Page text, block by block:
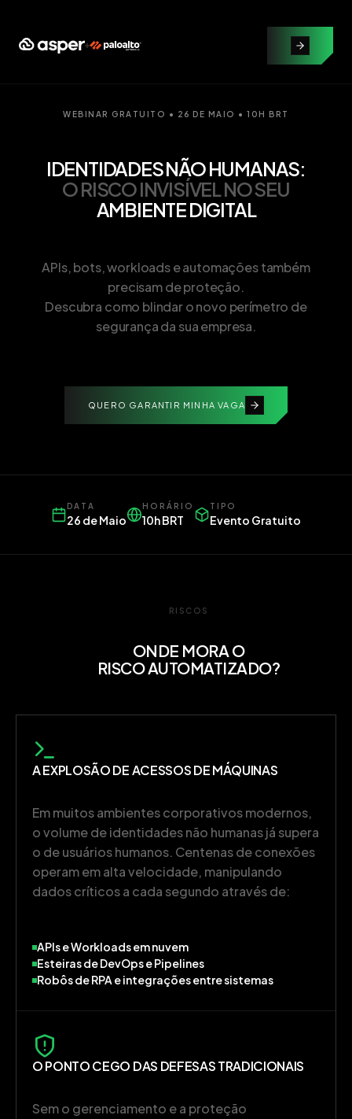
WEBINAR GRATUITO • 26 DE MAIO • 10H BRT
IDENTIDADES NÃO HUMANAS:
O RISCO INVISÍVEL NO SEU
AMBIENTE DIGITAL
APIs, bots, workloads e automações também
precisam de proteção.
Descubra como blindar o novo perímetro de
segurança da sua empresa.
QUERO GARANTIR MINHA VAGA
DATA
26 de Maio
HORÁRIO
10h BRT
TIPO
Evento Gratuito
RISCOS
ONDE MORA O
RISCO AUTOMATIZADO?
A EXPLOSÃO DE ACESSOS DE MÁQUINAS
Em muitos ambientes corporativos modernos,
o volume de identidades não humanas já supera
o de usuários humanos. Centenas de conexões
operam em alta velocidade, manipulando
dados críticos a cada segundo através de:
APIs e Workloads em nuvem
Esteiras de DevOps e Pipelines
Robôs de RPA e integrações entre sistemas
O PONTO CEGO DAS DEFESAS TRADICIONAIS
Sem o gerenciamento e a proteção